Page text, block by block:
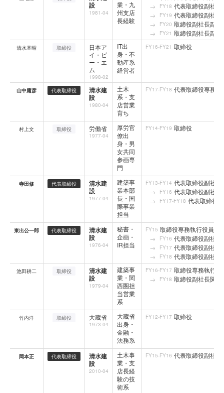
設
1981-04
業・九
州支店
長経験
FY18 代表取締役副社
FY19 代表取締役副社
FY20 取締役副社長副
FY21 取締役副社長副
清水基昭 取締役
日本ア
イ・ビ
ー・エ
ム
1998-02
IT出
身・不
動産系
経営者
FY16-FY21 取締役
山中庸彦 代表取締役
清水建
設
1980-04
土木
系・支
店営業
育ち
FY17-FY18 代表取締役専務
村上文 取締役 労働省
1977-04
厚労官
僚出
身・男
女共同
参画専
門
FY14-FY19 取締役
寺田修 代表取締役
清水建
設
1977-04
建築事
業本部
長・国
際事業
担当
FY13-FY14 代表取締役副社
FY16 代表取締役副社
FY17-FY18 代表取締役
東出公一郎 代表取締役
清水建
設
1976-04
秘書・
企画・
IR担当
FY15 取締役専務執行役員本
FY16 代表取締役副社
FY17 代表取締役副社
FY18 代表取締役副社
池田耕二 取締役
清水建
設
1979-04
建築事
業・関
西圏担
当営業
系
FY16-FY17 取締役専務執行
FY18 取締役副社長関
竹内洋 取締役 大蔵省
1973-04
大蔵省
出身・
金融・
法務系
FY12-FY17 取締役
岡本正 代表取締役
清水建
設
2010-04
土木事
業・支
店長経
験の技
術系
FY15-FY16 代表取締役副社